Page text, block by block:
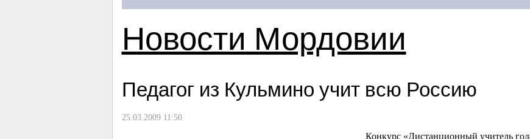
Новости Мордовии
Педагог из Кульмино учит всю Россию
25.03.2009 11:50
Конкурс «Дистанционный учитель